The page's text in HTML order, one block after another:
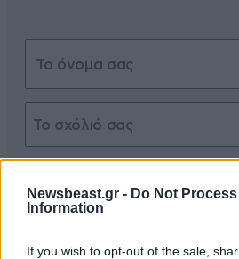
Newsbeast.gr - Do Not
Information
If you wish to opt-out of the sale,
Διαβάστε και ακολουθήστε τους